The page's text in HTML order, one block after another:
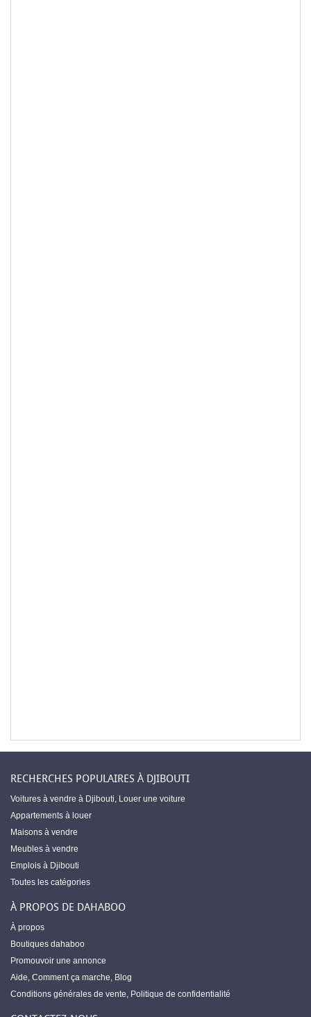
RECHERCHES POPULAIRES À DJIBOUTI
Voitures à vendre à Djibouti, Louer une voiture
Appartements à louer
Maisons à vendre
Meubles à vendre
Emplois à Djibouti
Toutes les catégories
À PROPOS DE DAHABOO
À propos
Boutiques dahaboo
Promouvoir une annonce
Aide, Comment ça marche, Blog
Conditions générales de vente, Politique de confidentialité